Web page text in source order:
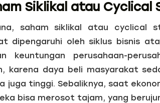
Siklikal atau Cyclical
saham siklikal atau cyclical
dipengaruhi oleh siklus bisnis
keuntungan perusahaan-
karena daya beli masyarakat
juga tinggi. Sebaliknya, saat
bisa merosot tajam, yang